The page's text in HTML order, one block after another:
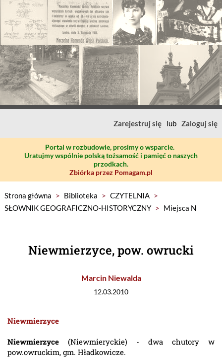
Zarejestruj się lub Zaloguj się
Portal w rozbudowie, prosimy o wsparcie.
Uratujmy wspólnie polską tożsamość i pamięć o naszych
przodkach.
Zbiórka przez Pomagam.pl
Strona główna > Biblioteka > CZYTELNIA >
SŁOWNIK GEOGRAFICZNO-HISTORYCZNY > Miejsca N
Niewmierzyce, pow. owrucki
Marcin Niewalda
12.03.2010
Niewmierzyce
Niewmierzyce (Niewmieryckie) - dwa chutory w
pow.owruckim, gm. Hładkowicze.